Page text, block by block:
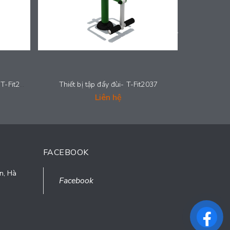
Thiết bị tập vận động đa năng - T-Fit2038 Thiết bị tập đẩy đùi- T-Fit2037
Liên hệ
Hà
FACEBOOK
Facebook